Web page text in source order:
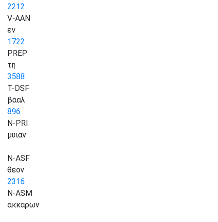
2212
V-AAN
εν
1722
PREP
τη
3588
T-DSF
βααλ
896
N-PRI
μυιαν
N-ASF
θεον
2316
N-ASM
ακκαρων